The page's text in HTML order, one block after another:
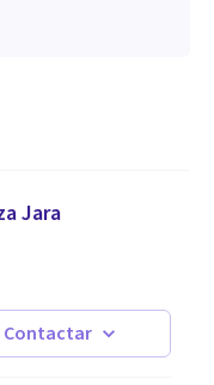
Jara
Contactar